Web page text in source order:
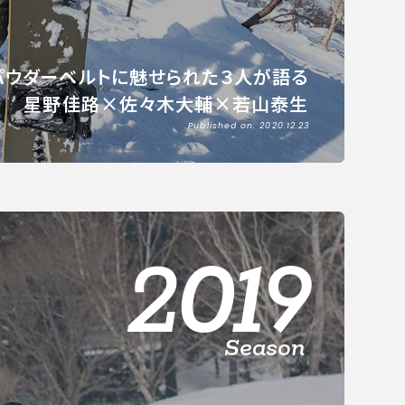
ダーベルトに魅せられた３人が語る
星野佳路×佐々木大輔×若山泰生
Published on: 2020.12.23
2019
Season